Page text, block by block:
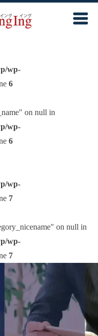
wp-
6
on null in
wp-
6
wp-
7
on null in
wp-
7